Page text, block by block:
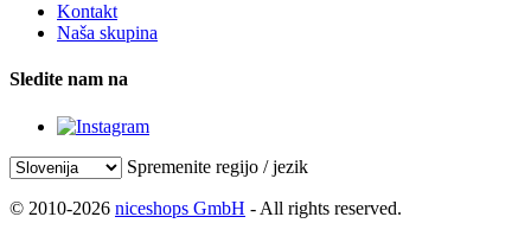
Kontakt
Naša skupina
Sledite nam na
Spremenite regijo / jezik
© 2010-2026 niceshops GmbH - All rights reserved.